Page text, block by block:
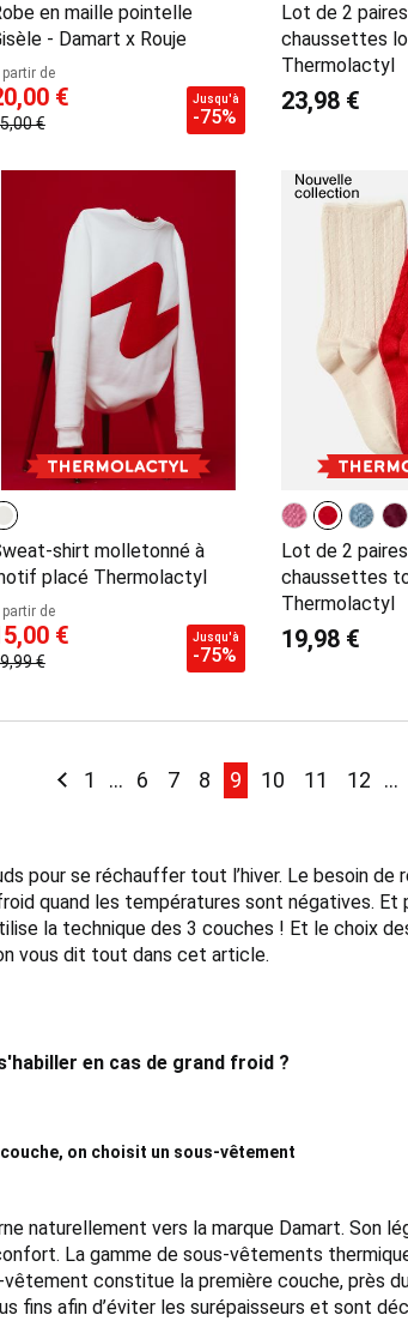
en maille pointelle
- Damart x Rouje
partir de
€
€
Jusqu'à
-75%
Lot de 2
chaussettes
Thermolactyl
23,98 €
shirt molletonné à
placé Thermolactyl
partir de
€
€
Jusqu'à
-75%
Lot de 2
chaussettes
Thermolactyl
19,98 €
PagePage
Précédent
Page
1 ... Page
6 Page
7 Page
8 You're currently
9 Page
10 Page
11 Page
12 ...
pour se réchauffer tout l’hiver. Le besoin
quand les températures sont négatives.
la technique des 3 couches ! Et le choix
vous dit tout dans cet article.
en cas de grand froid ?
couche, on choisit un sous-vêtement
naturellement vers la marque Damart. Son
La gamme de sous-vêtements
constitue la première couche, près
fins afin d’éviter les surépaisseurs et sont